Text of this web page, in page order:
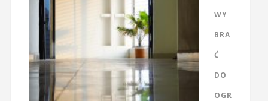
WY
BRA
Ć
DO
OGR